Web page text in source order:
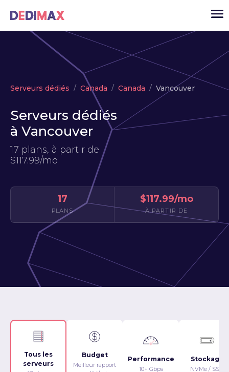
VPS
Serveurs dédiés
USD▾
MON ESPACE
Serveurs dédiés Canada Canada Vancouver
Serveurs dédiés
à Vancouver
17 plans, à partir de
$117.99/mo
17
PLANS
$117.99/mo
À PARTIR DE
Tous les
serveurs
Budget
Meilleur rapport
Performance
10+ Gbps
Stockage
NVMe / SSD